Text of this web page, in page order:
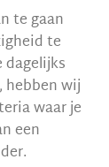
te gaan
te
dagelijks
hebben wij
waar je
een